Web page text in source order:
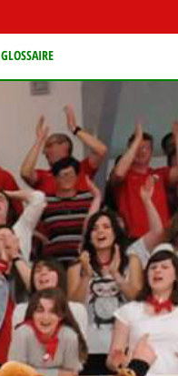
GLOSSAIRE